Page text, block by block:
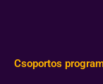
Csoportos